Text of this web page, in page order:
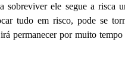
ele segue a risca
tudo em risco, pode se
permanecer por muito